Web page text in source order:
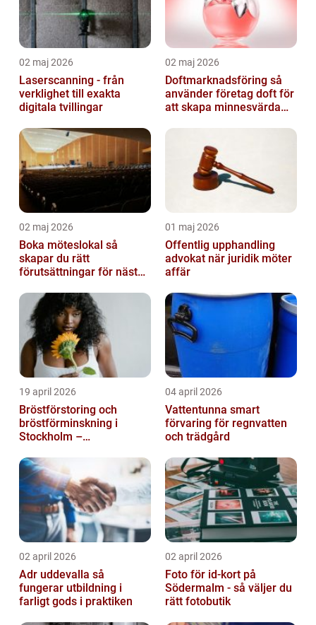
02 maj 2026
Laserscanning - från
verklighet till exakta
digitala tvillingar
02 maj 2026
Doftmarknadsföring så
använder företag doft för
att skapa minnesvärda
02 maj 2026
Boka möteslokal så
skapar du rätt
förutsättningar för nästa
01 maj 2026
Offentlig upphandling
advokat när juridik möter
affär
19 april 2026
Bröstförstoring och
bröstförminskning i
Stockholm –
04 april 2026
Vattentunna smart
förvaring för regnvatten
och trädgård
02 april 2026
Adr uddevalla så
fungerar utbildning i
farligt gods i praktiken
02 april 2026
Foto för id-kort på
Södermalm - så väljer du
rätt fotobutik